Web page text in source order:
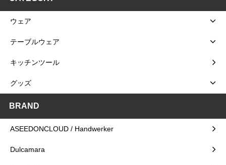
ウェア
テーブルウェア
キッチンツール
グッズ
BRAND
ASEEDONCLOUD / Handwerker
Dulcamara